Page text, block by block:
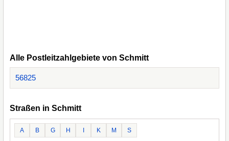
Alle Postleitzahlgebiete von Schmitt
56825
Straßen in Schmitt
A B G H K M S